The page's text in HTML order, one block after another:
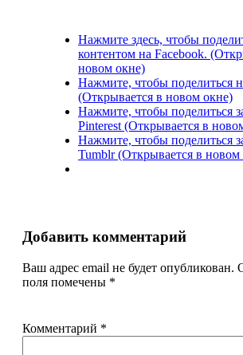
Нажмите здесь, чтобы
контентом на Facebook.
новом окне)
Нажмите, чтобы поделиться
(Открывается в новом окне)
Нажмите, чтобы поделиться
Pinterest (Открывается в
Нажмите, чтобы поделиться
Tumblr (Открывается в новом
Добавить комментарий
Ваш адрес email не будет опубликован.
поля помечены *
Комментарий *